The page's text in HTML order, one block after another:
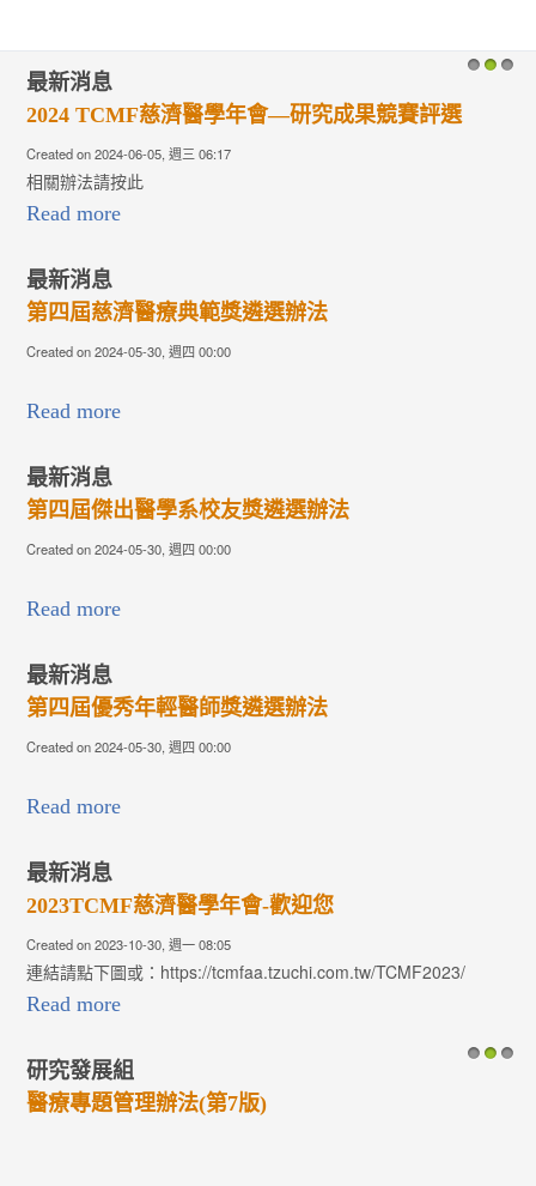
最新消息
2024 TCMF慈濟醫學年會—研究成果競賽評選
Created on 2024-06-05, 週三 06:17
相關辦法請按此
Read more
最新消息
第四屆慈濟醫療典範獎遴選辦法
Created on 2024-05-30, 週四 00:00
Read more
最新消息
第四屆傑出醫學系校友獎遴選辦法
Created on 2024-05-30, 週四 00:00
Read more
最新消息
第四屆優秀年輕醫師獎遴選辦法
Created on 2024-05-30, 週四 00:00
Read more
最新消息
2023TCMF慈濟醫學年會-歡迎您
Created on 2023-10-30, 週一 08:05
連結請點下圖或：https://tcmfaa.tzuchi.com.tw/TCMF2023/
Read more
研究發展組
醫療專題管理辦法(第7版)